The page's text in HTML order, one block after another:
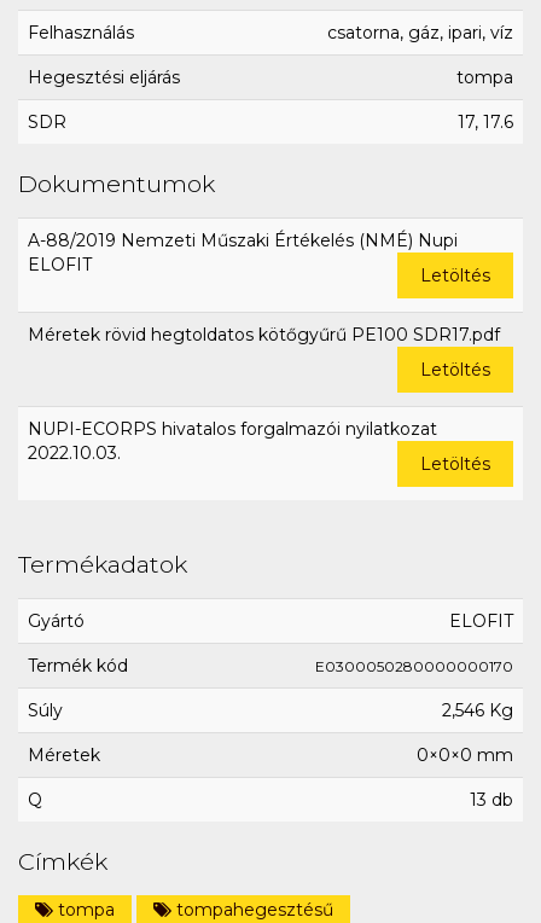
Felhasználás csatorna, gáz, ipari, víz
Hegesztési eljárás tompa
SDR 17, 17.6
Dokumentumok
A-88/2019 Nemzeti Műszaki Értékelés (NMÉ) Nupi
ELOFIT
Letöltés
Méretek rövid hegtoldatos kötőgyűrű PE100 SDR17.pdf
Letöltés
NUPI-ECORPS hivatalos forgalmazói nyilatkozat
2022.10.03.
Letöltés
Termékadatok
Gyártó ELOFIT
Termék kód E0300050280000000170
Súly 2,546 Kg
Méretek 0×0×0 mm
Q 13 db
Címkék
tompa
tompahegesztésű